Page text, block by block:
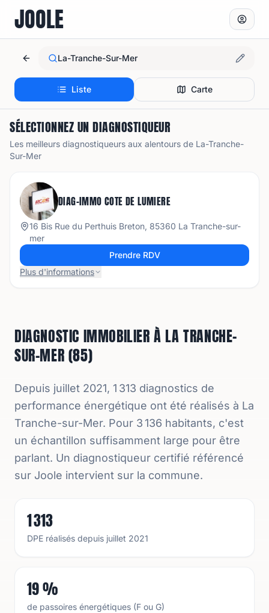
JOOLE
La-Tranche-Sur-Mer
Liste Carte
SÉLECTIONNEZ UN DIAGNOSTIQUEUR
Les meilleurs diagnostiqueurs aux alentours de La-Tranche-
Sur-Mer
DIAG-IMMO COTE DE LUMIERE
16 Bis Rue du Perthuis Breton, 85360 La Tranche-sur-
mer
Prendre RDV
Plus d'informations
DIAGNOSTIC IMMOBILIER À LA TRANCHE-
SUR-MER (85)
Depuis juillet 2021, 1 313 diagnostics de
performance énergétique ont été réalisés à La
Tranche-sur-Mer. Pour 3 136 habitants, c'est
un échantillon suffisamment large pour être
parlant. Un diagnostiqueur certifié référencé
sur Joole intervient sur la commune.
1 313
DPE réalisés depuis juillet 2021
19 %
de passoires énergétiques (F ou G)